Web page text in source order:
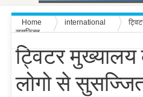
Home international
सुसज्जित
ट्विटर
लोगो से